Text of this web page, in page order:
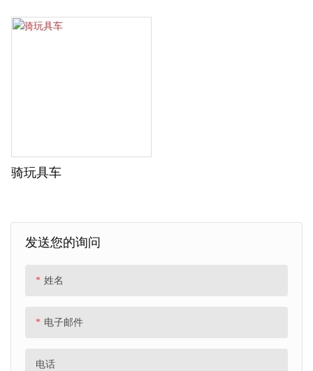
发送您的询问
姓名
电子邮件
电话
骑玩具车